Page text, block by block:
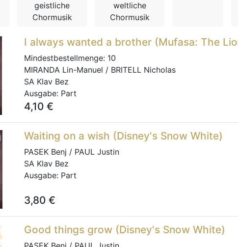
geistliche
Chormusik
weltliche
Chormusik
I always wanted a brother (Mufasa: The
Mindestbestellmenge: 10
MIRANDA Lin-Manuel / BRITELL Nicholas
SA Klav Bez
Ausgabe: Part
4,10 €
Waiting on a wish (Disney's Snow White)
PASEK Benj / PAUL Justin
SA Klav Bez
Ausgabe: Part
3,80 €
Good things grow (Disney's Snow White)